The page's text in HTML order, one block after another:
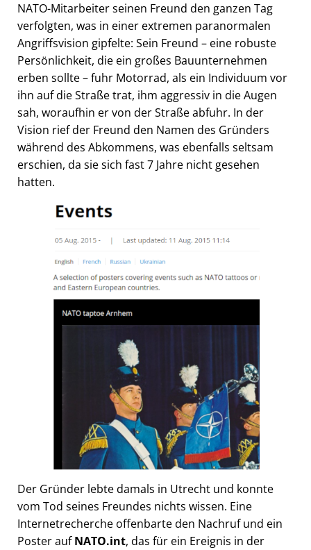
NATO-Mitarbeiter seinen Freund den ganzen Tag
verfolgten, was in einer extremen paranormalen
Angriffsvision gipfelte: Sein Freund – eine robuste
Persönlichkeit, die ein großes Bauunternehmen
erben sollte – fuhr Motorrad, als ein Individuum vor
ihn auf die Straße trat, ihm aggressiv in die Augen
sah, woraufhin er von der Straße abfuhr. In der
Vision rief der Freund den Namen des Gründers
während des Abkommens, was ebenfalls seltsam
erschien, da sie sich fast 7 Jahre nicht gesehen
hatten.
Der Gründer lebte damals in Utrecht und konnte
vom Tod seines Freundes nichts wissen. Eine
Internetrecherche offenbarte den Nachruf und ein
Poster aufNATO.int, das für ein Ereignis in der